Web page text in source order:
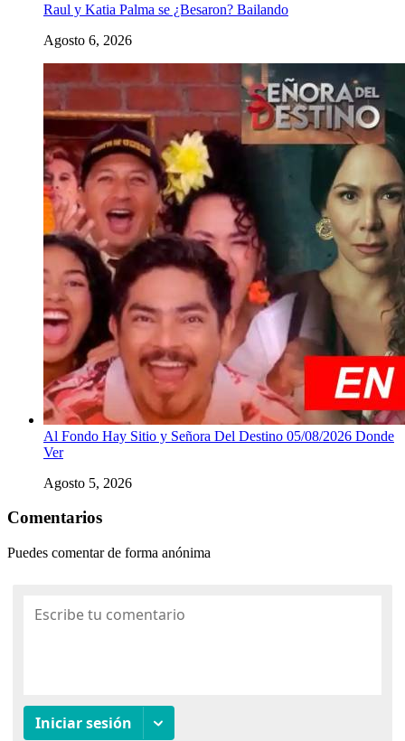
Raul y Katia Palma se ¿Besaron? Bailando
Agosto 6, 2026
Al Fondo Hay Sitio y Señora Del Destino 05/08/2026 Donde
Ver
Agosto 5, 2026
Comentarios
Puedes comentar de forma anónima